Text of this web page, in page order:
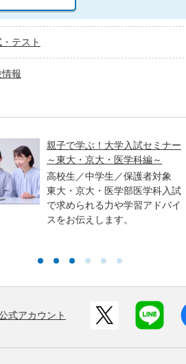
テスト
報
親子で学ぶ！大学入試セミナー
～東大・京大・医学科編～
高校生／中学生／保護者対象
東大・京大・医学部医学科入試
で求められる力や学習アドバイ
スをお伝えします。
式アカウント